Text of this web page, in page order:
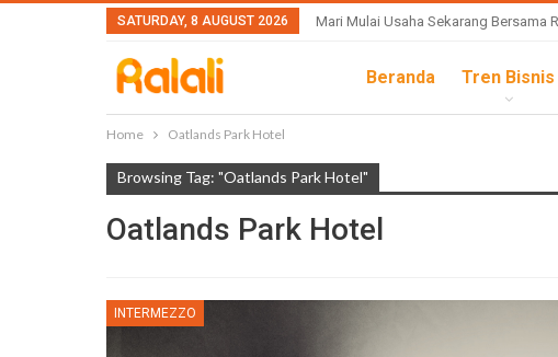
SATURDAY, 8 AUGUST 2026 Mari Mulai Usaha Sekarang Bersama
Beranda Tren Bisnis
Home Oatlands Park Hotel
Browsing Tag: "Oatlands Park Hotel"
Oatlands Park Hotel
INTERMEZZO